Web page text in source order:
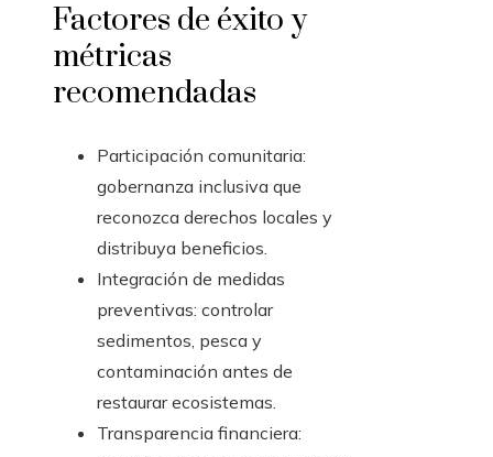
Factores de éxito y
métricas
recomendadas
Participación comunitaria:
gobernanza inclusiva que
reconozca derechos locales y
distribuya beneficios.
Integración de medidas
preventivas: controlar
sedimentos, pesca y
contaminación antes de
restaurar ecosistemas.
Transparencia financiera: